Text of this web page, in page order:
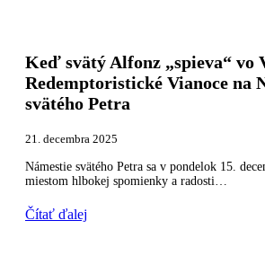
Keď svätý Alfonz „spieva“ vo
Redemptoristické Vianoce na
svätého Petra
21. decembra 2025
Námestie svätého Petra sa v pondelok 15.
miestom hlbokej spomienky a radosti…
Čítať ďalej